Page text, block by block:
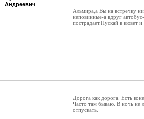
Андреевич
Альмира,а Вы на встречку
неповинные-а вдруг
пострадает.Пускай в кювет
Дорога как дорога. Есть
Часто там бываю. В ночь не
отпускать.